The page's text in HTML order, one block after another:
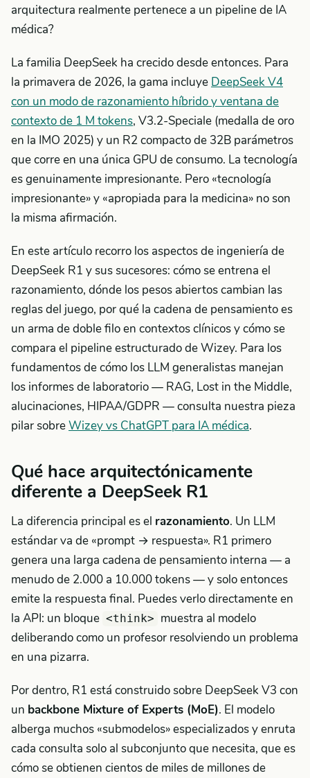
arquitectura realmente pertenece a un pipeline de IA
médica?
La familia DeepSeek ha crecido desde entonces. Para
la primavera de 2026, la gama incluye DeepSeek V4
con un modo de razonamiento híbrido y ventana de
contexto de 1 M tokens, V3.2-Speciale (medalla de oro
en la IMO 2025) y un R2 compacto de 32B parámetros
que corre en una única GPU de consumo. La tecnología
es genuinamente impresionante. Pero «tecnología
impresionante» y «apropiada para la medicina» no son
la misma afirmación.
En este artículo recorro los aspectos de ingeniería de
DeepSeek R1 y sus sucesores: cómo se entrena el
razonamiento, dónde los pesos abiertos cambian las
reglas del juego, por qué la cadena de pensamiento es
un arma de doble filo en contextos clínicos y cómo se
compara el pipeline estructurado de Wizey. Para los
fundamentos de cómo los LLM generalistas manejan
los informes de laboratorio — RAG, Lost in the Middle,
alucinaciones, HIPAA/GDPR — consulta nuestra pieza
pilar sobreWizey vs ChatGPT para IA médica.
Qué hace arquitectónicamente
diferente a DeepSeek R1
La diferencia principal es el razonamiento. Un LLM
estándar va de «prompt → respuesta». R1 primero
genera una larga cadena de pensamiento interna — a
menudo de 2.000 a 10.000 tokens — y solo entonces
emite la respuesta final. Puedes verlo directamente en
la API: un bloque <think> muestra al modelo
deliberando como un profesor resolviendo un problema
en una pizarra.
Por dentro, R1 está construido sobre DeepSeek V3 con
un backbone Mixture of Experts (MoE). El modelo
alberga muchos «submodelos» especializados y enruta
cada consulta solo al subconjunto que necesita, que es
cómo se obtienen cientos de miles de millones de